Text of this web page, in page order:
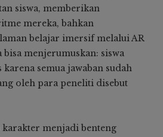
siswa, memberikan
mereka, bahkan
belajar imersif melalui AR
bisa menjerumuskan: siswa
semua jawaban sudah
oleh para peneliti disebut
menjadi benteng